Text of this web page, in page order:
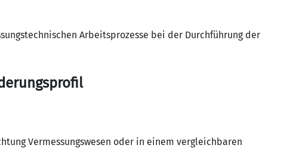
Arbeitsprozesse bei der Durchführung der
Vermessungswesen oder in einem vergleichbaren